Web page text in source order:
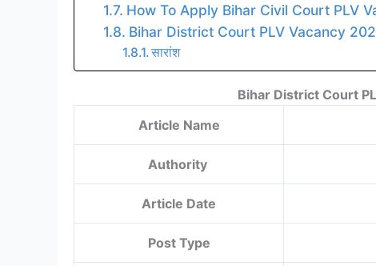
How To Apply Bihar Civil Court PLV
Bihar District Court PLV Vacancy
सारांश
Bihar District Court
Article Name
Authority
Article Date
Post Type